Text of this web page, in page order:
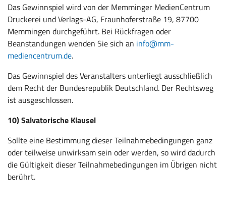
Das Gewinnspiel wird von der Memminger MedienCentrum
Druckerei und Verlags-AG, Fraunhoferstraße 19, 87700
Memmingen durchgeführt. Bei Rückfragen oder
Beanstandungen wenden Sie sich an info@mm-
mediencentrum.de.
Das Gewinnspiel des Veranstalters unterliegt ausschließlich
dem Recht der Bundesrepublik Deutschland. Der Rechtsweg
ist ausgeschlossen.
10) Salvatorische Klausel
Sollte eine Bestimmung dieser Teilnahmebedingungen ganz
oder teilweise unwirksam sein oder werden, so wird dadurch
die Gültigkeit dieser Teilnahmebedingungen im Übrigen nicht
berührt.